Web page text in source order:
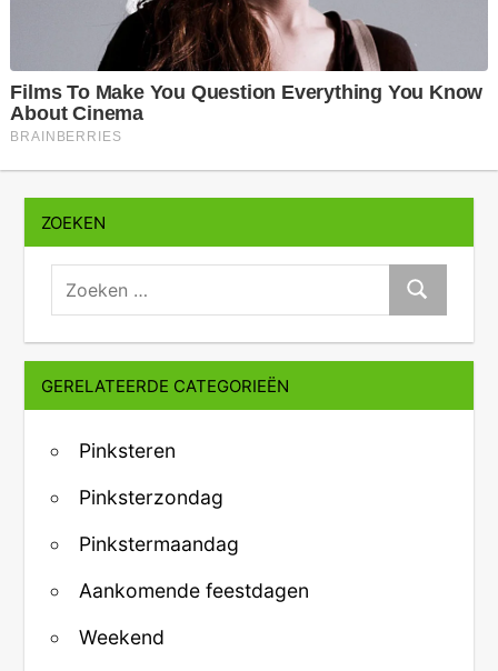
ZOEKEN
zoeken:
Zoeken
GERELATEERDE CATEGORIEËN
Pinksteren
Pinksterzondag
Pinkstermaandag
Aankomende feestdagen
Weekend